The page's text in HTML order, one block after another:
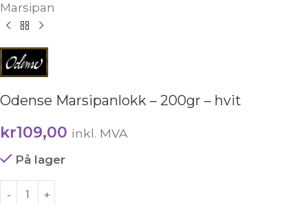
Marsipan
Odense Marsipanlokk – 200gr – hvit
kr109,00 inkl. MVA
På lager